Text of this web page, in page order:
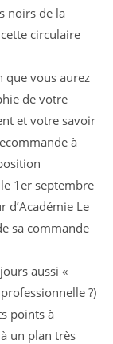
noirs de la
circulaire
que vous aurez
de votre
et votre savoir
à
1er septembre
d’Académie Le
sa commande
aussi «
?)
points à
un plan très